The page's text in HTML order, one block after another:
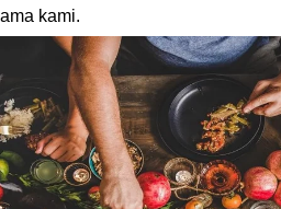
kami.